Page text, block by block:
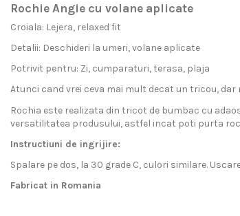
Rochie Angie cu volane aplicate
Croiala: Lejera, relaxed fit
Detalii: Deschideri la umeri, volane aplicate
Potrivit pentru: Zi, cumparaturi, terasa, plaja
Atunci cand vrei ceva mai mult decat un tricou,
Rochia este realizata din tricot de bumbac cu
versatilitatea produsului, astfel incat poti purta
Instructiuni de ingrijire:
Spalare pe dos, la 30 grade C, culori similare.
Fabricat in Romania